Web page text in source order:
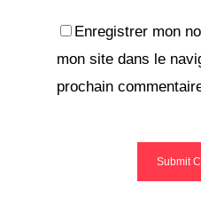
Enregistrer mon
mon site dans le
prochain